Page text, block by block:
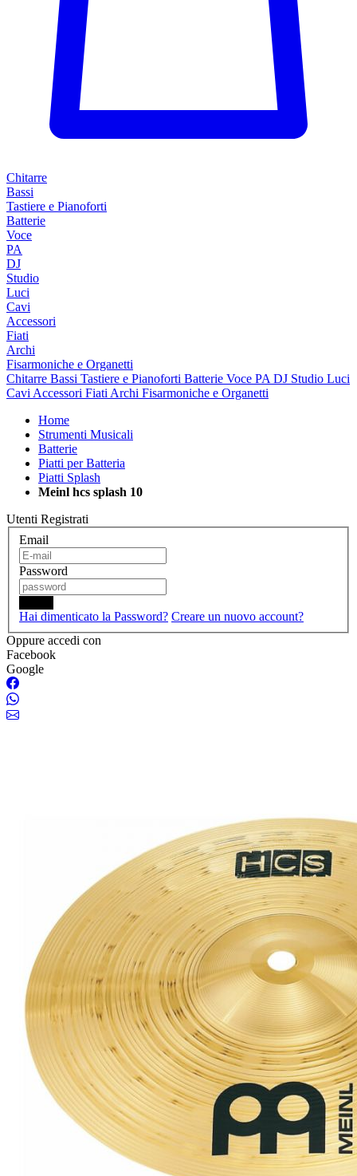
Chitarre
Bassi
Tastiere e Pianoforti
Batterie
Voce
PA
DJ
Studio
Luci
Cavi
Accessori
Fiati
Archi
Fisarmoniche e Organetti
Chitarre Bassi Tastiere e Pianoforti Batterie Voce PA DJ Studio Luci
Cavi Accessori Fiati Archi Fisarmoniche e Organetti
Home
Strumenti Musicali
Batterie
Piatti per Batteria
Piatti Splash
Meinl hcs splash 10
Utenti Registrati
Email
Password
Hai dimenticato la Password? Creare un nuovo account?
Oppure accedi con
Facebook
Google